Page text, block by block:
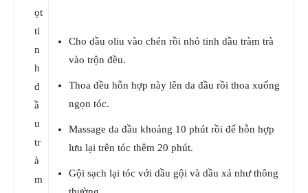
ọt
ti
n
h
d
ầ
u
tr
à
m
Cho dầu oliu vào chén rồi nhỏ tinh dầu tràm trà
vào trộn đều.
Thoa đều hỗn hợp này lên da đầu rồi thoa xuống
ngọn tóc.
Massage da đầu khoảng 10 phút rồi để hỗn hợp
lưu lại trên tóc thêm 20 phút.
Gội sạch lại tóc với dầu gội và dầu xả như thông